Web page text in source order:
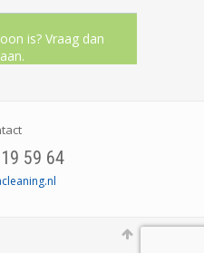
is? Vraag dan
aan.
59 64